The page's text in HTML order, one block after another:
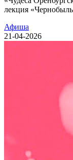
лекция
Афиша
21-04-2026